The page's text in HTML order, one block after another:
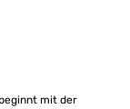
beginnt mit der